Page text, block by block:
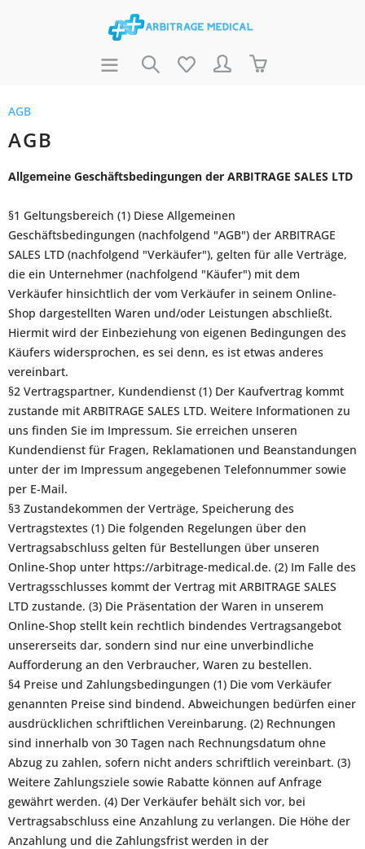
AGB
AGB
Allgemeine Geschäftsbedingungen der ARBITRAGE SALES LTD
§1 Geltungsbereich (1) Diese Allgemeinen
Geschäftsbedingungen (nachfolgend "AGB") der ARBITRAGE
SALES LTD (nachfolgend "Verkäufer"), gelten für alle Verträge,
die ein Unternehmer (nachfolgend "Käufer") mit dem
Verkäufer hinsichtlich der vom Verkäufer in seinem Online-
Shop dargestellten Waren und/oder Leistungen abschließt.
Hiermit wird der Einbeziehung von eigenen Bedingungen des
Käufers widersprochen, es sei denn, es ist etwas anderes
vereinbart.
§2 Vertragspartner, Kundendienst (1) Der Kaufvertrag kommt
zustande mit ARBITRAGE SALES LTD. Weitere Informationen zu
uns finden Sie im Impressum. Sie erreichen unseren
Kundendienst für Fragen, Reklamationen und Beanstandungen
unter der im Impressum angegebenen Telefonnummer sowie
per E-Mail.
§3 Zustandekommen der Verträge, Speicherung des
Vertragstextes (1) Die folgenden Regelungen über den
Vertragsabschluss gelten für Bestellungen über unseren
Online-Shop unter https://arbitrage-medical.de. (2) Im Falle des
Vertragsschlusses kommt der Vertrag mit ARBITRAGE SALES
LTD zustande. (3) Die Präsentation der Waren in unserem
Online-Shop stellt kein rechtlich bindendes Vertragsangebot
unsererseits dar, sondern sind nur eine unverbindliche
Aufforderung an den Verbraucher, Waren zu bestellen.
§4 Preise und Zahlungsbedingungen (1) Die vom Verkäufer
genannten Preise sind bindend. Abweichungen bedürfen einer
ausdrücklichen schriftlichen Vereinbarung. (2) Rechnungen
sind innerhalb von 30 Tagen nach Rechnungsdatum ohne
Abzug zu zahlen, sofern nicht anders schriftlich vereinbart. (3)
Weitere Zahlungsziele sowie Rabatte können auf Anfrage
gewährt werden. (4) Der Verkäufer behält sich vor, bei
Vertragsabschluss eine Anzahlung zu verlangen. Die Höhe der
Anzahlung und die Zahlungsfrist werden in der